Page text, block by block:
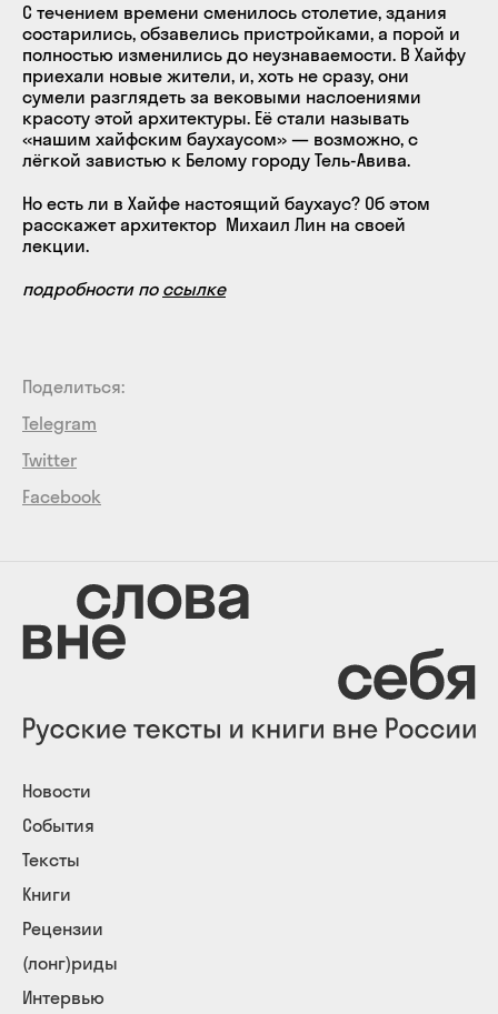
С течением времени сменилось столетие, здания
состарились, обзавелись пристройками, а порой и
полностью изменились до неузнаваемости. В Хайфу
приехали новые жители, и, хоть не сразу, они
сумели разглядеть за вековыми наслоениями
красоту этой архитектуры. Её стали называть
«нашим хайфским баухаусом» — возможно, с
лёгкой завистью к Белому городу Тель-Авива.
Но есть ли в Хайфе настоящий баухаус? Об этом
расскажет архитектор Михаил Лин на своей
лекции.
подробности по ссылке
Поделиться:
Telegram
Twitter
Facebook
Новости
События
Тексты
Книги
Рецензии
(лонг)риды
Интервью